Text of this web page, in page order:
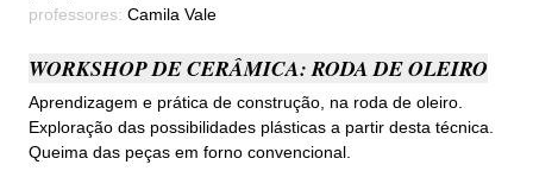
professores: Camila Vale
WORKSHOP DE CERÂMICA: RODA DE OLEIRO
Aprendizagem e prática de construção, na roda de oleiro.
Exploração das possibilidades plásticas a partir desta técnica.
Queima das peças em forno convencional.